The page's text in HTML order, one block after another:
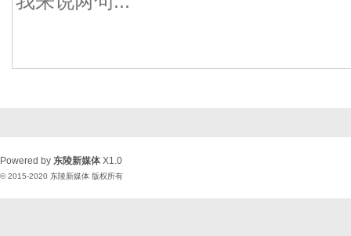
Powered by 东陵新媒体 X1.0
© 2015-2020 东陵新媒体 版权所有